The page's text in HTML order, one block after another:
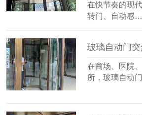
在快节奏的现
转门、自动感…
在商场、医院
所，玻璃自动